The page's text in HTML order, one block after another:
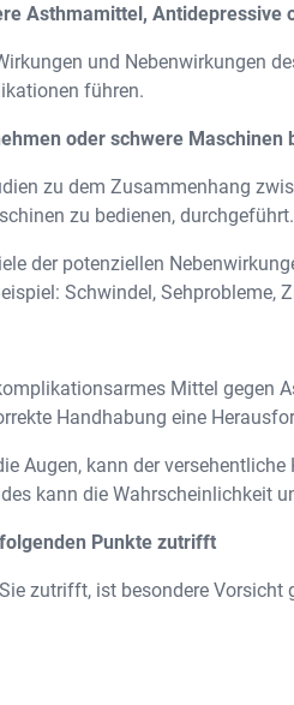
Asthmamittel, Antidepressive
und Nebenwirkungen
führen.
oder schwere Maschinen
zu dem Zusammenhang
zu bedienen, durchgeführt.
der potenziellen
Schwindel, Sehprobleme,
Mittel gegen
Handhabung eine
Augen, kann der
kann die Wahrscheinlichkeit
Punkte zutrifft
zutrifft, ist besondere Vorsicht